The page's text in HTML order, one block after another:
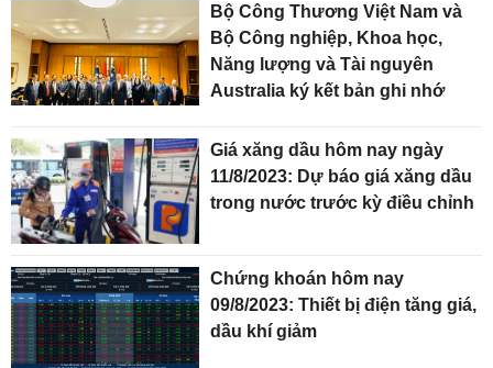
Bộ Công Thương Việt Nam và
Bộ Công nghiệp, Khoa học,
Năng lượng và Tài nguyên
Australia ký kết bản ghi nhớ
Giá xăng dầu hôm nay ngày
11/8/2023: Dự báo giá xăng dầu
trong nước trước kỳ điều chỉnh
Chứng khoán hôm nay
09/8/2023: Thiết bị điện tăng giá,
dầu khí giảm